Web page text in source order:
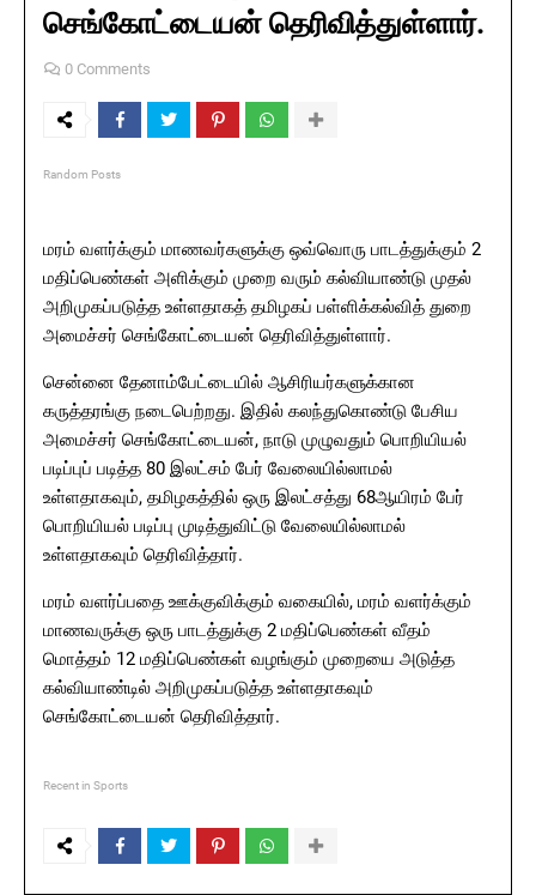
செங்கோட்டையன் தெரிவித்துள்ளார்.
0 Comments
Random Posts
மரம் வளர்க்கும் மாணவர்களுக்கு ஒவ்வொரு பாடத்துக்கும் 2
மதிப்பெண்கள் அளிக்கும் முறை வரும் கல்வியாண்டு முதல்
அறிமுகப்படுத்த உள்ளதாகத் தமிழகப் பள்ளிக்கல்வித் துறை
அமைச்சர் செங்கோட்டையன் தெரிவித்துள்ளார்.
சென்னை தேனாம்பேட்டையில் ஆசிரியர்களுக்கான
கருத்தரங்கு நடைபெற்றது. இதில் கலந்துகொண்டு பேசிய
அமைச்சர் செங்கோட்டையன், நாடு முழுவதும் பொறியியல்
படிப்புப் படித்த 80 இலட்சம் பேர் வேலையில்லாமல்
உள்ளதாகவும், தமிழகத்தில் ஒரு இலட்சத்து 68ஆயிரம் பேர்
பொறியியல் படிப்பு முடித்துவிட்டு வேலையில்லாமல்
உள்ளதாகவும் தெரிவித்தார்.
மரம் வளர்ப்பதை ஊக்குவிக்கும் வகையில், மரம் வளர்க்கும்
மாணவருக்கு ஒரு பாடத்துக்கு 2 மதிப்பெண்கள் வீதம்
மொத்தம் 12 மதிப்பெண்கள் வழங்கும் முறையை அடுத்த
கல்வியாண்டில் அறிமுகப்படுத்த உள்ளதாகவும்
செங்கோட்டையன் தெரிவித்தார்.
Recent in Sports